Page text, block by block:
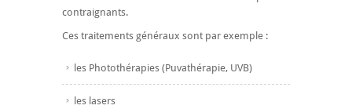
contraignants.
Ces traitements généraux sont par exemple :
les Photothérapies (Puvathérapie, UVB)
les lasers